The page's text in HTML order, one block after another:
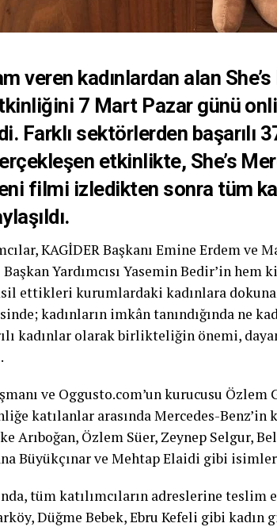
veren kadınlardan alan
7 Mart Pazar günü
Farklı sektörlerden başarılı 37
etkinlikte, She’s
filmi izledikten sonra tüm
KAGİDER Başkanı Emine Erdem ve
Yardımcısı Yasemin Bedir’in
ettikleri kurumlardaki kadınlara
kadınların imkân tanındığında ne
kadınlar olarak birlikteliğin önemi,
ve Oggusto.com’un kurucusu Özlem
katılanlar arasında Mercedes-Benz’in
Arıboğan, Özlem Süer, Zeynep Selgur,
Büyükçınar ve Mehtap Elaidi gibi isimler
tüm katılımcıların adreslerine teslim
Düğme Bebek, Ebru Kefeli gibi